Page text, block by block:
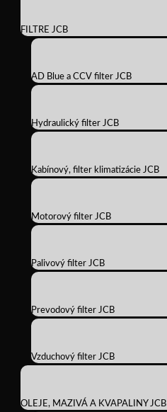
FILTRE JCB
AD Blue a CCV filter JCB
Hydraulický filter JCB
Kabínový, filter klimatizácie JCB
Motorový filter JCB
Palivový filter JCB
Prevodový filter JCB
Vzduchový filter JCB
OLEJE, MAZIVÁ A KVAPALINY JCB